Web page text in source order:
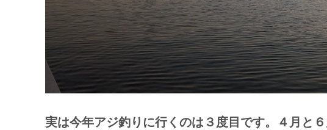
実は今年アジ釣りに行くのは３度目です。４月と